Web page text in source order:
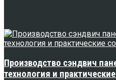
Производство сэндвич
технология и